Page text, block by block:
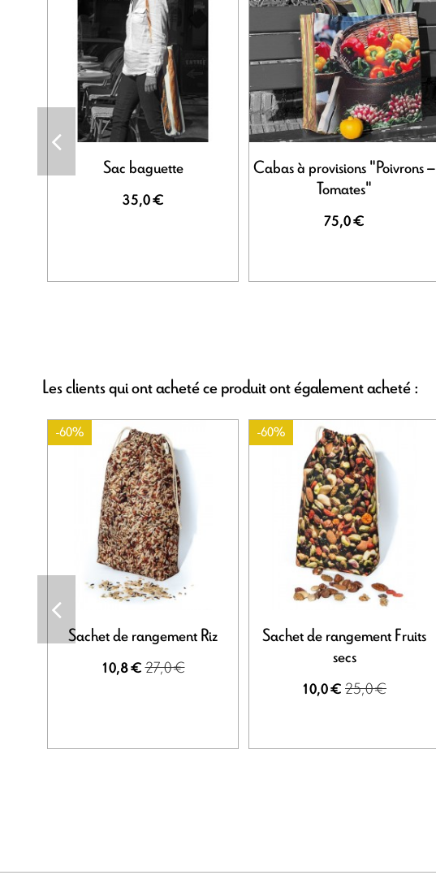
Sac baguette
35,0 €
Cabas à provisions "Poivrons –
Tomates"
75,0 €
Les clients qui ont acheté ce produit ont également acheté :
-60%
Sachet de rangement Riz
10,8 €27,0 €
-60%
Sachet de rangement Fruits
secs
10,0 € 25,0 €